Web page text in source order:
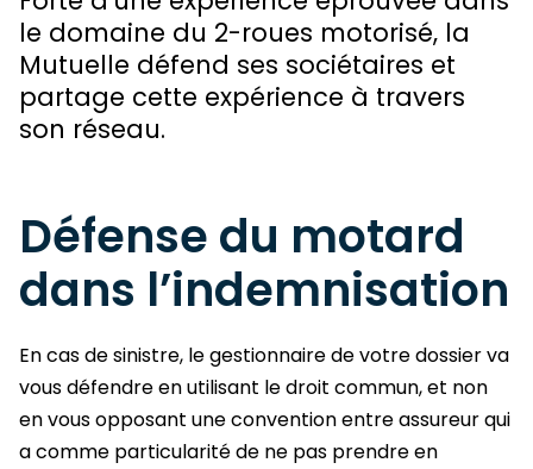
le domaine du 2-roues motorisé, la
Mutuelle défend ses sociétaires et
partage cette expérience à travers
son réseau.
Défense du motard
dans l’indemnisation
En cas de sinistre, le gestionnaire de votre dossier va
vous défendre en utilisant le droit commun, et non
en vous opposant une convention entre assureur qui
a comme particularité de ne pas prendre en